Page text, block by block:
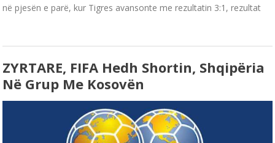
në pjesën e parë, kur Tigres avansonte me rezultatin 3:1, rezultat
ZYRTARE, FIFA Hedh Shortin, Shqipëria
Në Grup Me Kosovën